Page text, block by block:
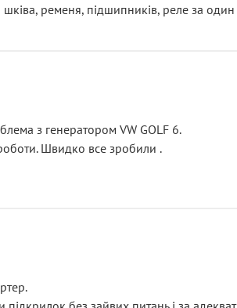
ременя, підшипників, реле за один
з генератором VW GOLF 6.
Швидко все зробили .